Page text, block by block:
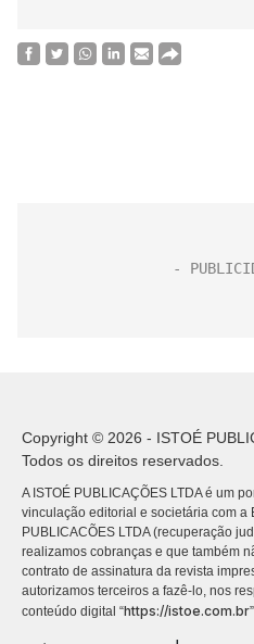
Copyright © 2026 - ISTOÉ
Todos os direitos reservados.
A ISTOÉ PUBLICAÇÕES LTDA é um
vinculação editorial e societária com a
PUBLICACÕES LTDA (recuperação
realizamos cobranças e que também
contrato de assinatura da revista
autorizamos terceiros a fazê-lo, nos
conteúdo digital “https://istoe.com.br